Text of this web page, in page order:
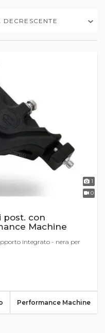
DECRESCENTE
1
0
post. con
Machine
integrato - nera per
Performance Machine